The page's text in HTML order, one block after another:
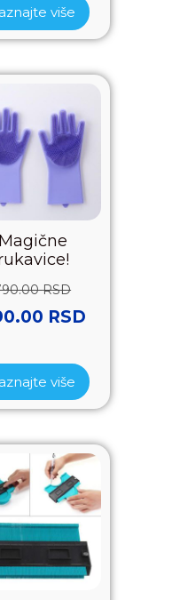
više
Magične
RSD
RSD
više